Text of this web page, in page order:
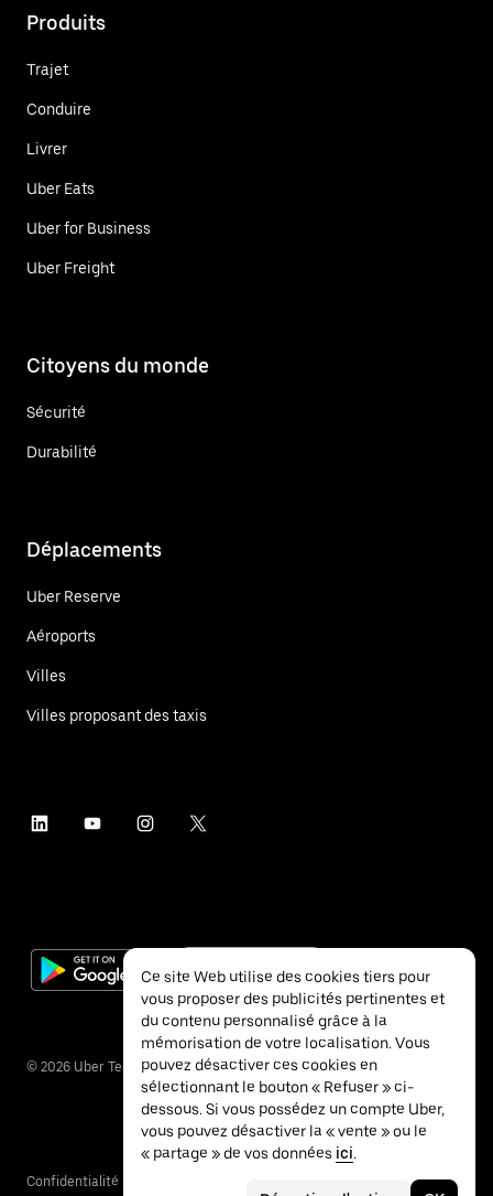
Produits
Trajet
Conduire
Livrer
Uber Eats
Uber for Business
Uber Freight
Citoyens du monde
Sécurité
Durabilité
Déplacements
Uber Reserve
Aéroports
Villes
Villes proposant des taxis
© 2026 Uber Technologies Inc.
Confidentialité
Ce site Web utilise des cookies tiers pour
vous proposer des publicités pertinentes et
du contenu personnalisé grâce à la
mémorisation de votre localisation. Vous
pouvez désactiver ces cookies en
sélectionnant le bouton « Refuser » ci-
dessous. Si vous possédez un compte Uber,
vous pouvez désactiver la « vente » ou le
« partage » de vos données ici.